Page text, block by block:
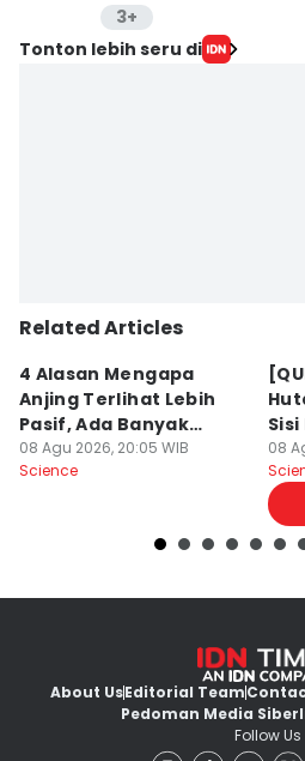
3+
Editor
Tonton lebih seru di
Related Articles
4 Alasan Mengapa
Anjing Terlihat Lebih
Pasif, Ada Banyak
Faktor!
08 Agu 2026, 20:05 WIB
Science
08
About UsEditorial Team
Pedoman Media Siber
Follow Us